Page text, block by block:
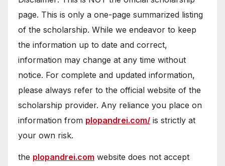
page. This is only a one-page summarized listing
of the scholarship. While we endeavor to keep
the information up to date and correct,
information may change at any time without
notice. For complete and updated information,
please always refer to the official website of the
scholarship provider. Any reliance you place on
information from plopandrei.com/ is strictly at
your own risk.
the plopandrei.com website does not accept